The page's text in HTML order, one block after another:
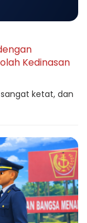
Kedinasan
ketat, dan